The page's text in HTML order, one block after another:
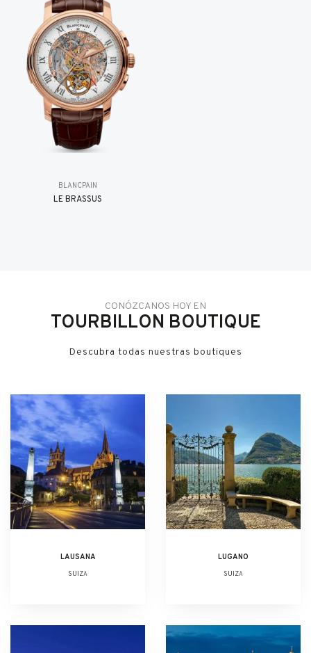
BLANCPAIN
LE BRASSUS
CONÓZCANOS HOY EN
TOURBILLON BOUTIQUE
Descubra todas nuestras boutiques
LAUSANA
SUIZA
LUGANO
SUIZA